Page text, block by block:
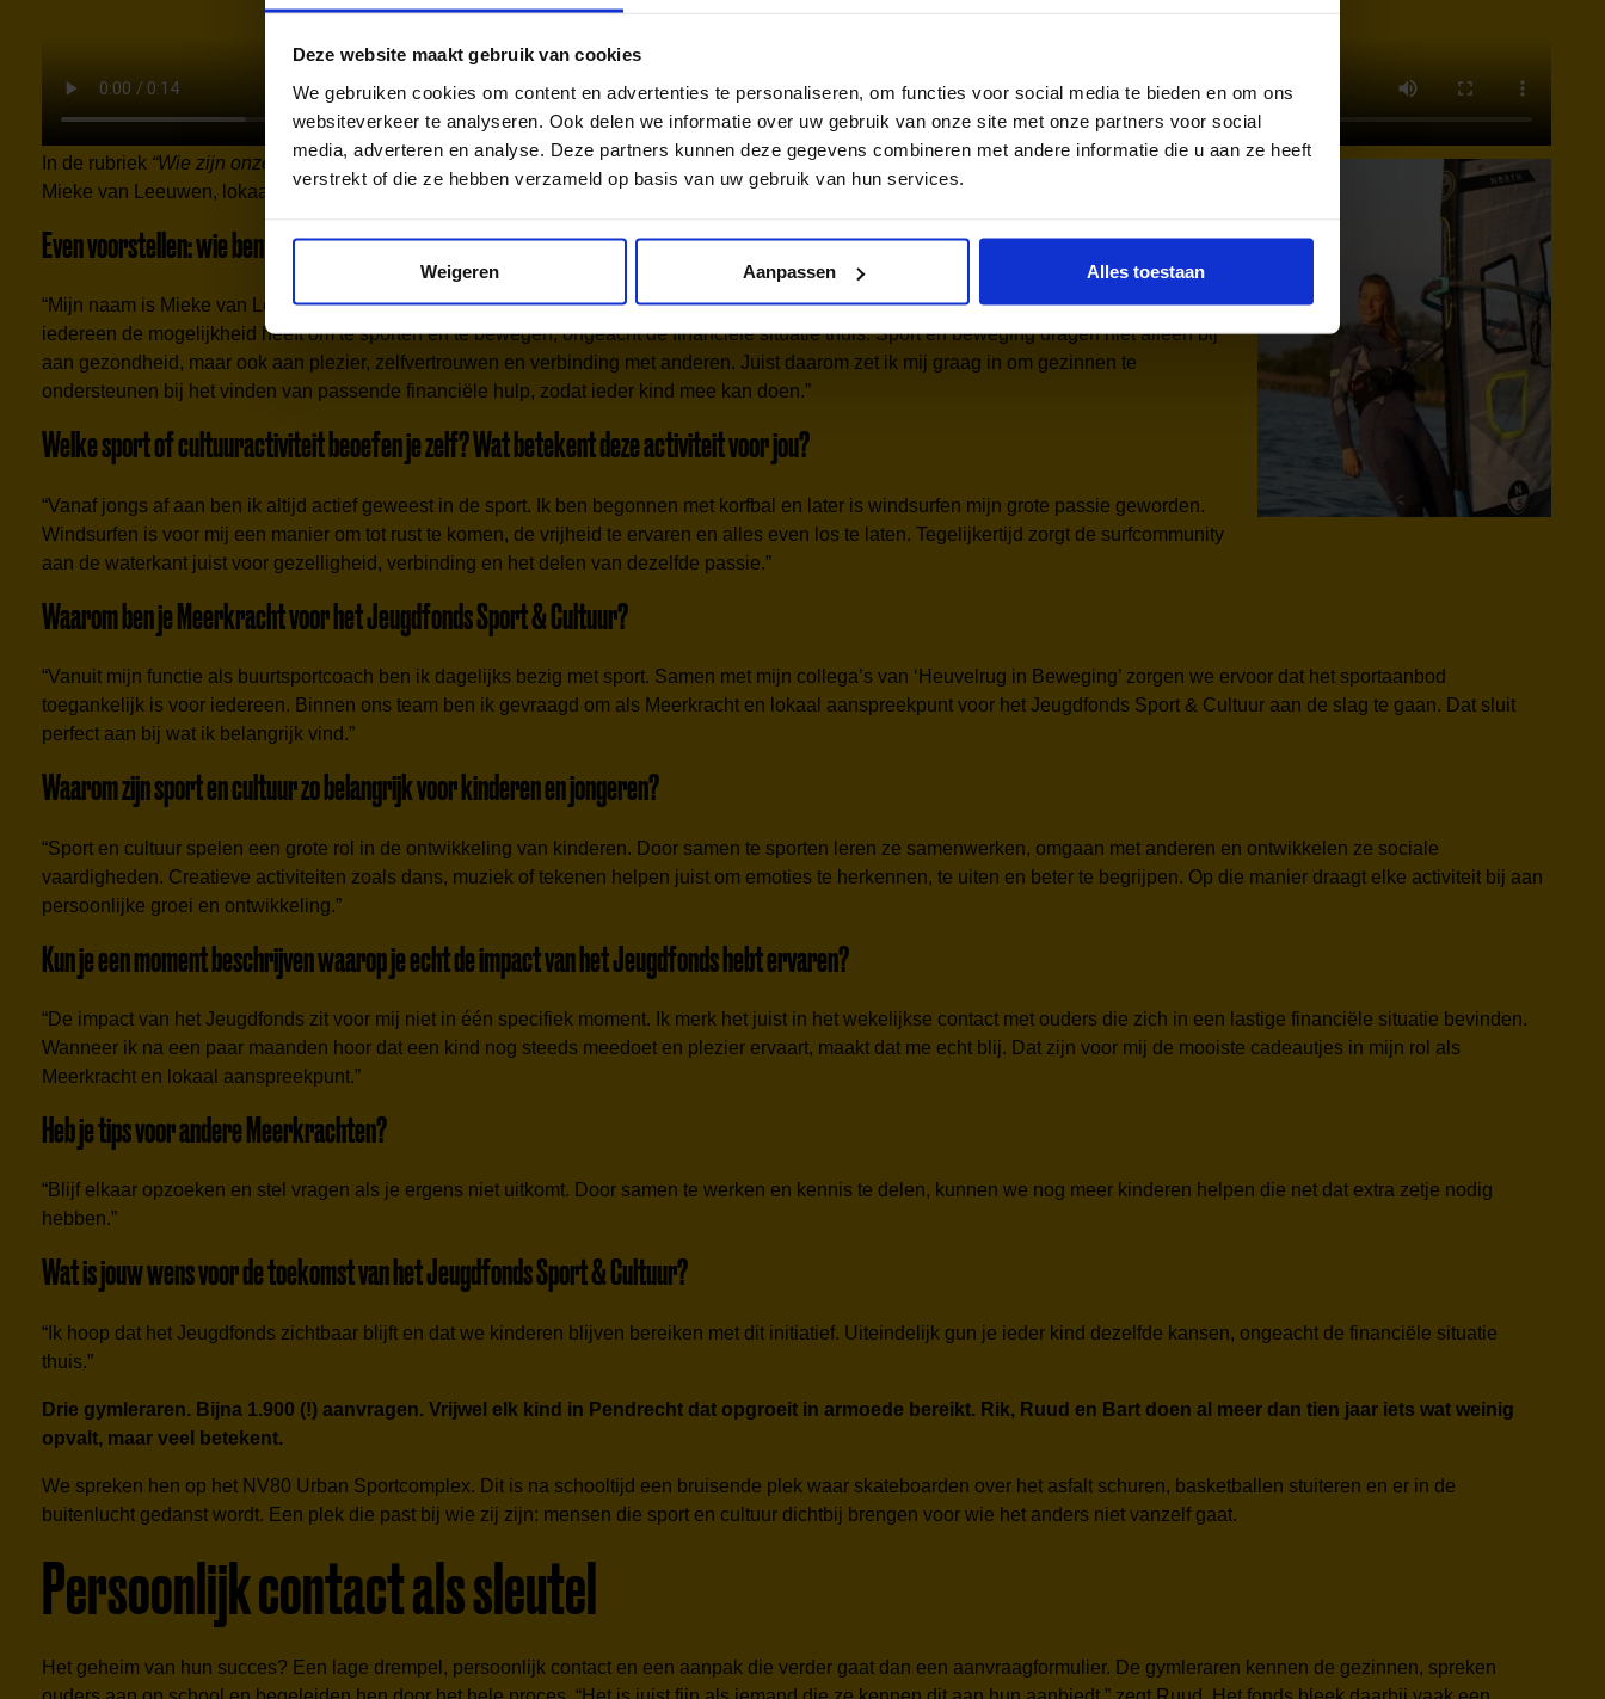
Deze website maakt gebruik van cookies
We gebruiken cookies om content en advertenties te personaliseren, om functies voor social media te bieden en om ons
websiteverkeer te analyseren. Ook delen we informatie over uw gebruik van onze site met onze partners voor social
media, adverteren en analyse. Deze partners kunnen deze gegevens combineren met andere informatie die u aan ze heeft
verstrekt of die ze hebben verzameld op basis van uw gebruik van hun services.
Weigeren Aanpassen Alles toestaan
In de rubriek “Wie zijn onze Meerkrachten?”stellen we de toppers van het Jeugdfonds Sport & Cultuur aan je voor. Dit keer spreken we met
Mieke van Leeuwen, lokaal aanspreekpunt van de Utrechtse Heuvelrug.
Even voorstellen: wie ben je, waar ben je actief en wat moeten we echt over jou weten?
“Mijn naam is Mieke van Leeuwen en sinds eind vorig jaar ben ik lokaal aanspreekpunt van de Utrechtse Heuvelrug. Ik vind het belangrijk dat
iedereen de mogelijkheid heeft om te sporten en te bewegen, ongeacht de financiële situatie thuis. Sport en beweging dragen niet alleen bij
aan gezondheid, maar ook aan plezier, zelfvertrouwen en verbinding met anderen. Juist daarom zet ik mij graag in om gezinnen te
ondersteunen bij het vinden van passende financiële hulp, zodat ieder kind mee kan doen.”
Welke sport of cultuuractiviteit beoefen je zelf? Wat betekent deze activiteit voor jou?
“Vanaf jongs af aan ben ik altijd actief geweest in de sport. Ik ben begonnen met korfbal en later is windsurfen mijn grote passie geworden.
Windsurfen is voor mij een manier om tot rust te komen, de vrijheid te ervaren en alles even los te laten. Tegelijkertijd zorgt de surfcommunity
aan de waterkant juist voor gezelligheid, verbinding en het delen van dezelfde passie.”
Waarom ben je Meerkracht voor het Jeugdfonds Sport & Cultuur?
“Vanuit mijn functie als buurtsportcoach ben ik dagelijks bezig met sport. Samen met mijn collega’s van ‘Heuvelrug in Beweging’ zorgen we ervoor dat het sportaanbod
toegankelijk is voor iedereen. Binnen ons team ben ik gevraagd om als Meerkracht en lokaal aanspreekpunt voor het Jeugdfonds Sport & Cultuur aan de slag te gaan. Dat sluit
perfect aan bij wat ik belangrijk vind.”
Waarom zijn sport en cultuur zo belangrijk voor kinderen en jongeren?
“Sport en cultuur spelen een grote rol in de ontwikkeling van kinderen. Door samen te sporten leren ze samenwerken, omgaan met anderen en ontwikkelen ze sociale
vaardigheden. Creatieve activiteiten zoals dans, muziek of tekenen helpen juist om emoties te herkennen, te uiten en beter te begrijpen. Op die manier draagt elke activiteit bij aan
persoonlijke groei en ontwikkeling.”
Kun je een moment beschrijven waarop je echt de impact van het Jeugdfonds hebt ervaren?
“De impact van het Jeugdfonds zit voor mij niet in één specifiek moment. Ik merk het juist in het wekelijkse contact met ouders die zich in een lastige financiële situatie bevinden.
Wanneer ik na een paar maanden hoor dat een kind nog steeds meedoet en plezier ervaart, maakt dat me echt blij. Dat zijn voor mij de mooiste cadeautjes in mijn rol als
Meerkracht en lokaal aanspreekpunt.”
Heb je tips voor andere Meerkrachten?
“Blijf elkaar opzoeken en stel vragen als je ergens niet uitkomt. Door samen te werken en kennis te delen, kunnen we nog meer kinderen helpen die net dat extra zetje nodig
hebben.”
Wat is jouw wens voor de toekomst van het Jeugdfonds Sport & Cultuur?
“Ik hoop dat het Jeugdfonds zichtbaar blijft en dat we kinderen blijven bereiken met dit initiatief. Uiteindelijk gun je ieder kind dezelfde kansen, ongeacht de financiële situatie
thuis.”
Drie gymleraren. Bijna 1.900 (!) aanvragen. Vrijwel elk kind in Pendrecht dat opgroeit in armoede bereikt. Rik, Ruud en Bart doen al meer dan tien jaar iets wat weinig
opvalt, maar veel betekent.
We spreken hen op het NV80 Urban Sportcomplex. Dit is na schooltijd een bruisende plek waar skateboarden over het asfalt schuren, basketballen stuiteren en er in de
buitenlucht gedanst wordt. Een plek die past bij wie zij zijn: mensen die sport en cultuur dichtbij brengen voor wie het anders niet vanzelf gaat.
Persoonlijk contact als sleutel
Het geheim van hun succes? Een lage drempel, persoonlijk contact en een aanpak die verder gaat dan een aanvraagformulier. De gymleraren kennen de gezinnen, spreken